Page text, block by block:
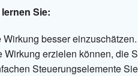
Sie:
Wirkung besser einzuschätzen.
Wirkung erzielen können, die
Steuerungselemente